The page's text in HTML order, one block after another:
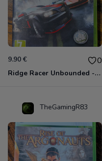
9.90 € 0
Ridge Racer Unbounded - Édition Limitée Xbox 360
TheGamingR83